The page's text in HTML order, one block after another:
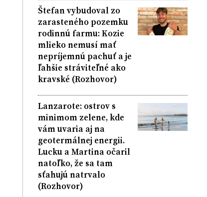
Štefan vybudoval zo
zarasteného pozemku
rodinnú farmu: Kozie
mlieko nemusí mať
nepríjemnú pachuť a je
ľahšie stráviteľné ako
kravské (Rozhovor)
Lanzarote: ostrov s
minimom zelene, kde
vám uvaria aj na
geotermálnej energii.
Lucku a Martina očaril
natoľko, že sa tam
sťahujú natrvalo
(Rozhovor)